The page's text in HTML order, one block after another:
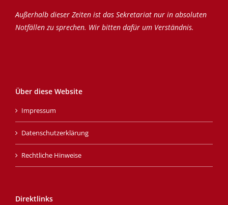
Außerhalb dieser Zeiten ist das Sekretariat nur in absoluten
Notfällen zu sprechen. Wir bitten dafür um Verständnis.
Über diese Website
Impressum
Datenschutzerklärung
Rechtliche Hinweise
Direktlinks